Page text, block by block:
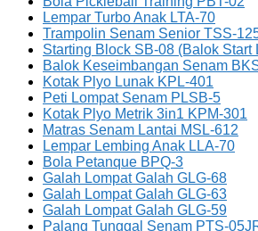
Lempar Turbo Anak LTA-70
Trampolin Senam Senior TSS-
Starting Block SB-08 (Balok Start
Balok Keseimbangan Senam
Kotak Plyo Lunak KPL-401
Peti Lompat Senam PLSB-5
Kotak Plyo Metrik 3in1 KPM-301
Matras Senam Lantai MSL-612
Lempar Lembing Anak LLA-70
Bola Petanque BPQ-3
Galah Lompat Galah GLG-68
Galah Lompat Galah GLG-63
Galah Lompat Galah GLG-59
Palang Tunggal Senam PTS-